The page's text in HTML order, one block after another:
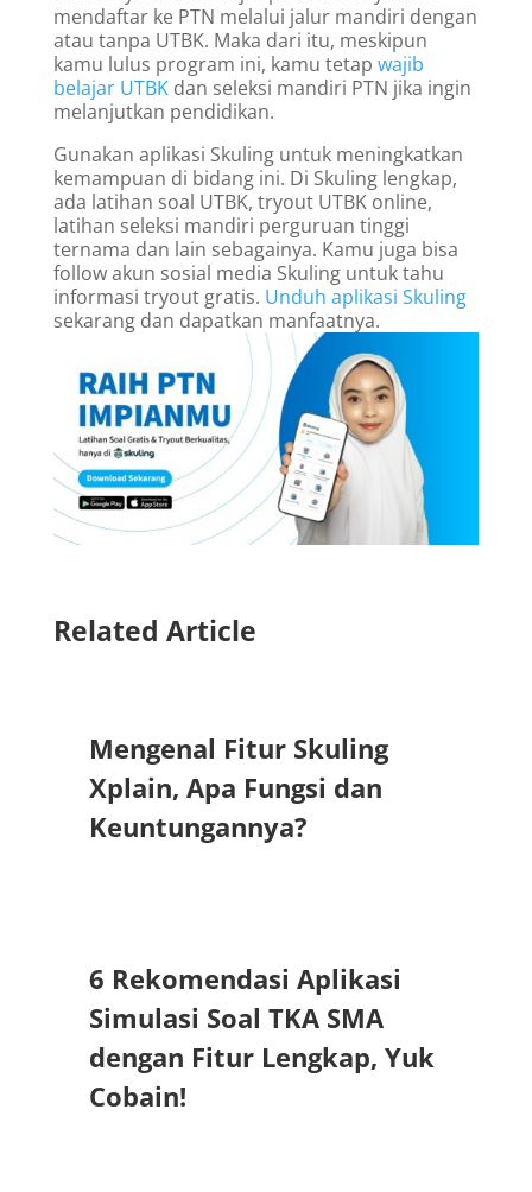
mendaftar ke PTN melalui jalur mandiri dengan
atau tanpa UTBK. Maka dari itu, meskipun
kamu lulus program ini, kamu tetap wajib
belajar UTBKdan seleksi mandiri PTN jika ingin
melanjutkan pendidikan.
Gunakan aplikasi Skuling untuk meningkatkan
kemampuan di bidang ini. Di Skuling lengkap,
ada latihan soal UTBK, tryout UTBK online,
latihan seleksi mandiri perguruan tinggi
ternama dan lain sebagainya. Kamu juga bisa
follow akun sosial media Skuling untuk tahu
informasi tryout gratis. Unduh aplikasi Skuling
sekarang dan dapatkan manfaatnya.
Related Article
Mengenal Fitur Skuling
Xplain, Apa Fungsi dan
Keuntungannya?
6 Rekomendasi Aplikasi
Simulasi Soal TKA SMA
dengan Fitur Lengkap, Yuk
Cobain!